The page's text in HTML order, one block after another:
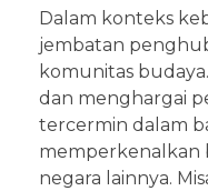
Dalam konteks
jembatan
komunitas
dan menghargai
tercermin dalam
memperkenalkan
negara lainnya.